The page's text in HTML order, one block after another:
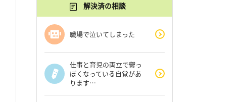
解決済の相談
職場で泣いてしまった
仕事と育児の両立で鬱っ
ぽくなっている自覚があ
ります…